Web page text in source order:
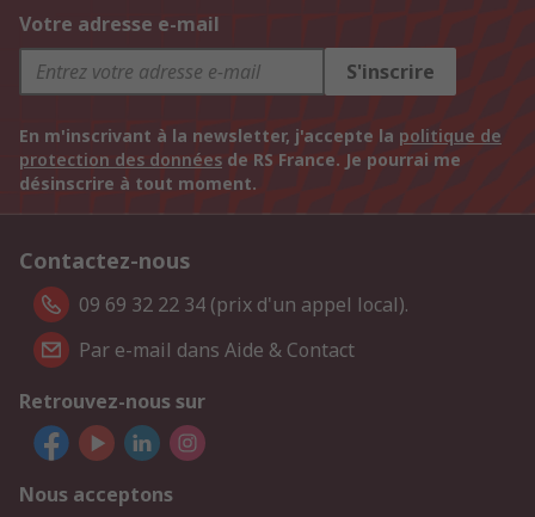
Votre adresse e-mail
S'inscrire
En m'inscrivant à la newsletter, j'accepte la politique de
protection des données de RS France. Je pourrai me
désinscrire à tout moment.
Contactez-nous
09 69 32 22 34 (prix d'un appel local).
Par e-mail dans Aide & Contact
Retrouvez-nous sur
Nous acceptons